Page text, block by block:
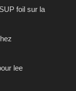
foil sur la
lee